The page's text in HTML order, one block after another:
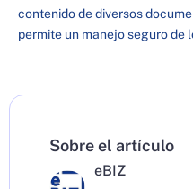
contenido de diversos
permite un manejo seguro de
Sobre el artículo
eBIZ